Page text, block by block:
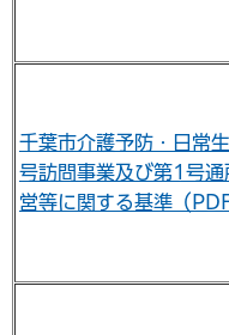
千葉市介護予防・日常
号訪問事業及び第1号
営等に関する基準（